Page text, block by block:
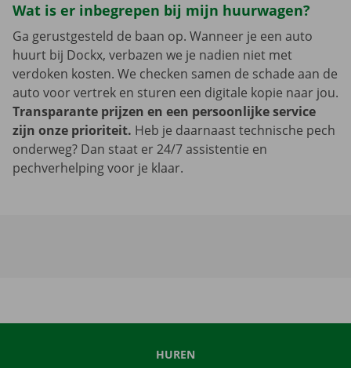
Wat is er inbegrepen bij mijn huurwagen?
Ga gerustgesteld de baan op. Wanneer je een auto
huurt bij Dockx, verbazen we je nadien niet met
verdoken kosten. We checken samen de schade aan de
auto voor vertrek en sturen een digitale kopie naar jou.
Transparante prijzen en een persoonlijke service
zijn onze prioriteit. Heb je daarnaast technische pech
onderweg? Dan staat er 24/7 assistentie en
pechverhelping voor je klaar.
HUREN